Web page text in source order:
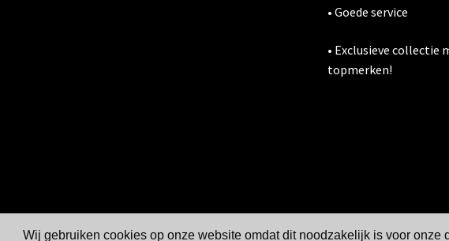
Wij gebruiken cookies op onze website omdat dit noodzakelijk is voor
• Goede service
• Exclusieve collectie
topmerken!